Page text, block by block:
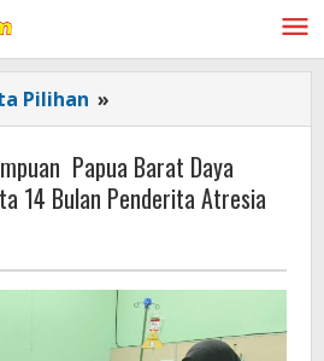
Pilihan »
Jurnalis
Perempuan
Papua
Barat
Santuni
Naura,
Balita
Papua Barat Daya
14 Bulan Penderita Atresia